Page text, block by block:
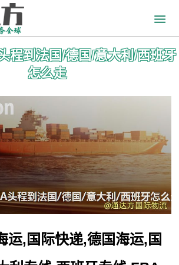
程到法国/德国/意大利/西班牙
怎么走
运,国际快递,德国海运,国